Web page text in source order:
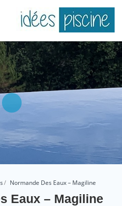
Normande Des Eaux – Magiline
Eaux – Magiline